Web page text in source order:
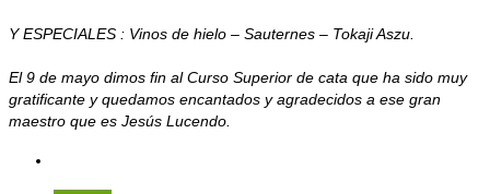
Y ESPECIALES : Vinos de hielo – Sauternes – Tokaji Aszu.
El 9 de mayo dimos fin al Curso Superior de cata que ha sido muy
gratificante y quedamos encantados y agradecidos a ese gran
maestro que es Jesús Lucendo.